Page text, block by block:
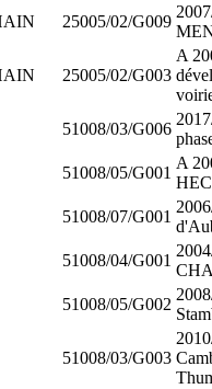
25005/02/G009
25005/02/G003
A
51008/03/G006
51008/05/G001
A
51008/07/G001
51008/04/G001
51008/05/G002
51008/03/G003